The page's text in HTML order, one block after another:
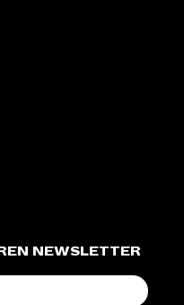
NEWSLETTER